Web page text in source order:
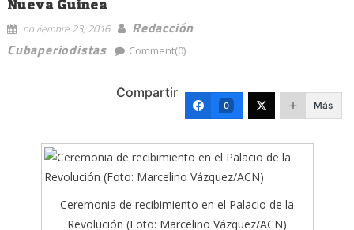
Nueva Guinea
noviembre 23, 2016
Redacción
Cubaperiodistas
Comment(0)
Compartir
0 Más
Ceremonia de recibimiento en el Palacio de la
Revolución (Foto: Marcelino Vázquez/ACN)